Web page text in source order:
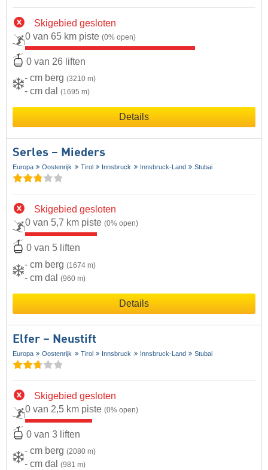
Skigebied gesloten
0 van 65 km piste (0% open)
0 van 26 liften
- cm berg (3210 m)
- cm dal (1695 m)
Details
Serles – Mieders
Europa Oostenrijk Tirol Innsbruck Innsbruck-Land Stubai
Skigebied gesloten
0 van 5,7 km piste (0% open)
0 van 5 liften
- cm berg (1674 m)
- cm dal (960 m)
Details
Elfer – Neustift
Europa Oostenrijk Tirol Innsbruck Innsbruck-Land Stubai
Skigebied gesloten
0 van 2,5 km piste (0% open)
0 van 3 liften
- cm berg (2080 m)
- cm dal (981 m)